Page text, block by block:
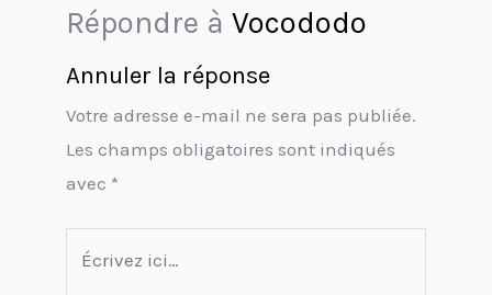
Répondre à Vocododo
Annuler la réponse
Votre adresse e-mail ne sera pas publiée.
Les champs obligatoires sont indiqués
avec *